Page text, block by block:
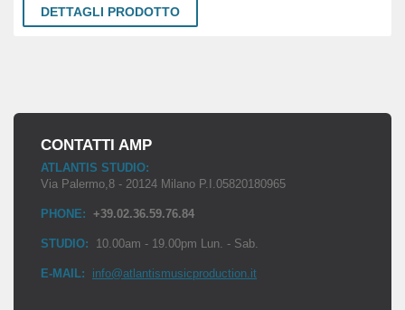
DETTAGLI PRODOTTO
CONTATTI AMP
ATLANTIS STUDIO:
Via Palermo,8 - 20124 Milano P.I.05820180965
PHONE: +39.02.36.59.76.84
STUDIO: 10.00am - 19.00pm Lun. - Sab.
E-MAIL: info@atlantismusicproduction.it